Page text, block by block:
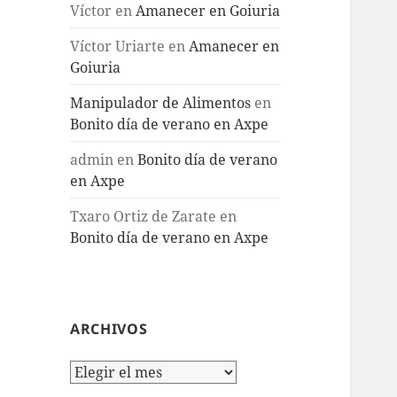
Víctor enAmanecer en Goiuria
Víctor Uriarte enAmanecer en
Goiuria
Manipulador de Alimentos en
Bonito día de verano en Axpe
admin enBonito día de verano
en Axpe
Txaro Ortiz de Zarate en
Bonito día de verano en Axpe
ARCHIVOS
Archivos